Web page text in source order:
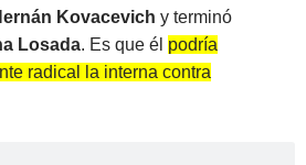
Kovacevich y terminó
Losada. Es que él podría
radical la interna contra